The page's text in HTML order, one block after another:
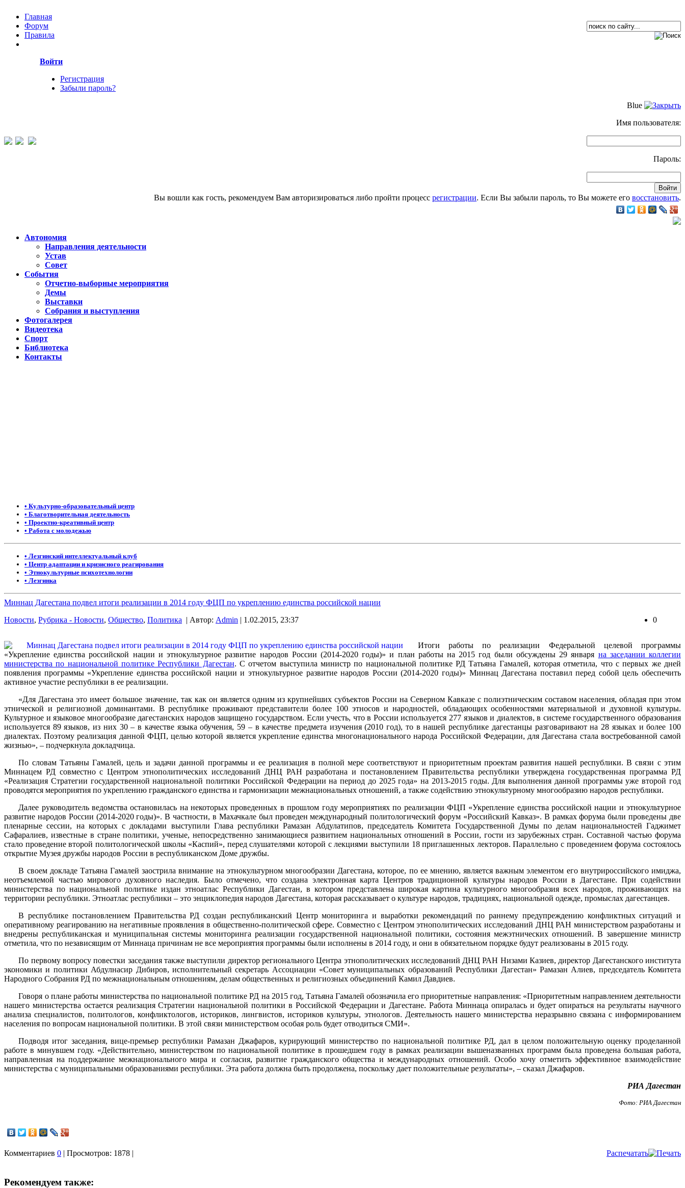
Главная
Форум
Правила
Войти
Регистрация
Забыли пароль?
Blue
Имя пользователя:
Пароль:
Вы вошли как гость, рекомендуем Вам авторизироваться либо пройти процесс регистрации. Если Вы забыли пароль, то Вы можете его восстановить.
Автономия
Направления деятельности
Устав
Совет
События
Отчетно-выборные мероприятия
Демы
Выставки
Собрания и выступления
Фотогалерея
Видеотека
Спорт
Библиотека
Контакты
• Культурно-образовательный центр
• Благотворительная деятельность
• Проектно-креативный центр
• Работа с молодежью
• Лезгинский интеллектуальный клуб
• Центр адаптации и кризисного реагирования
• Этнокультурные психотехнологии
• Лезгинка
Миннац Дагестана подвел итоги реализации в 2014 году ФЦП по укреплению единства российской нации
Новости, Рубрика - Новости, Общество, Политика | Автор: Admin | 1.02.2015, 23:37 0
Итоги работы по реализации Федеральной целевой программы
«Укрепление единства российской нации и этнокультурное развитие народов России (2014-2020 годы)» и план работы на 2015 год были обсуждены 29 января на заседании коллегии
министерства по национальной политике Республики Дагестан. С отчетом выступила министр по национальной политике РД Татьяна Гамалей, которая отметила, что с первых же дней
появления программы «Укрепление единства российской нации и этнокультурное развитие народов России (2014-2020 годы)» Миннац Дагестана поставил перед собой цель обеспечить
активное участие республики в ее реализации.
«Для Дагестана это имеет большое значение, так как он является одним из крупнейших субъектов России на Северном Кавказе с полиэтническим составом населения, обладая при этом
этнической и религиозной доминантами. В республике проживают представители более 100 этносов и народностей, обладающих особенностями материальной и духовной культуры.
Культурное и языковое многообразие дагестанских народов защищено государством. Если учесть, что в России используется 277 языков и диалектов, в системе государственного образования
используется 89 языков, из них 30 – в качестве языка обучения, 59 – в качестве предмета изучения (2010 год), то в нашей республике дагестанцы разговаривают на 28 языках и более 100
диалектах. Поэтому реализация данной ФЦП, целью которой является укрепление единства многонационального народа Российской Федерации, для Дагестана стала востребованной самой
жизнью», – подчеркнула докладчица.
По словам Татьяны Гамалей, цель и задачи данной программы и ее реализация в полной мере соответствуют и приоритетным проектам развития нашей республики. В связи с этим
Миннацем РД совместно с Центром этнополитических исследований ДНЦ РАН разработана и постановлением Правительства республики утверждена государственная программа РД
«Реализация Стратегии государственной национальной политики Российской Федерации на период до 2025 года» на 2013-2015 годы. Для выполнения данной программы уже второй год
проводятся мероприятия по укреплению гражданского единства и гармонизации межнациональных отношений, а также содействию этнокультурному многообразию народов республики.
Далее руководитель ведомства остановилась на некоторых проведенных в прошлом году мероприятиях по реализации ФЦП «Укрепление единства российской нации и этнокультурное
развитие народов России (2014-2020 годы)». В частности, в Махачкале был проведен международный политологический форум «Российский Кавказ». В рамках форума были проведены две
пленарные сессии, на которых с докладами выступили Глава республики Рамазан Абдулатипов, председатель Комитета Государственной Думы по делам национальностей Гаджимет
Сафаралиев, известные в стране политики, ученые, непосредственно занимающиеся развитием национальных отношений в России, гости из зарубежных стран. Составной частью форума
стало проведение второй политологической школы «Каспий», перед слушателями которой с лекциями выступили 18 приглашенных лекторов. Параллельно с проведением форума состоялось
открытие Музея дружбы народов России в республиканском Доме дружбы.
В своем докладе Татьяна Гамалей заострила внимание на этнокультурном многообразии Дагестана, которое, по ее мнению, является важным элементом его внутрироссийского имиджа,
неотъемлемой частью мирового духовного наследия. Было отмечено, что создана электронная карта Центров традиционной культуры народов России в Дагестане. При содействии
министерства по национальной политике издан этноатлас Республики Дагестан, в котором представлена широкая картина культурного многообразия всех народов, проживающих на
территории республики. Этноатлас республики – это энциклопедия народов Дагестана, которая рассказывает о культуре народов, традициях, национальной одежде, промыслах дагестанцев.
В республике постановлением Правительства РД создан республиканский Центр мониторинга и выработки рекомендаций по раннему предупреждению конфликтных ситуаций и
оперативному реагированию на негативные проявления в общественно-политической сфере. Совместно с Центром этнополитических исследований ДНЦ РАН министерством разработаны и
внедрены республиканская и муниципальная системы мониторинга реализации государственной национальной политики, состояния межэтнических отношений. В завершение министр
отметила, что по независящим от Миннаца причинам не все мероприятия программы были исполнены в 2014 году, и они в обязательном порядке будут реализованы в 2015 году.
По первому вопросу повестки заседания также выступили директор регионального Центра этнополитических исследований ДНЦ РАН Низами Казиев, директор Дагестанского института
экономики и политики Абдулнасир Дибиров, исполнительный секретарь Ассоциации «Совет муниципальных образований Республики Дагестан» Рамазан Алиев, председатель Комитета
Народного Собрания РД по межнациональным отношениям, делам общественных и религиозных объединений Камил Давдиев.
Говоря о плане работы министерства по национальной политике РД на 2015 год, Татьяна Гамалей обозначила его приоритетные направления: «Приоритетным направлением деятельности
нашего министерства остается реализация Стратегии национальной политики в Российской Федерации и Дагестане. Работа Миннаца опиралась и будет опираться на результаты научного
анализа специалистов, политологов, конфликтологов, историков, лингвистов, историков культуры, этнологов. Деятельность нашего министерства неразрывно связана с информированием
населения по вопросам национальной политики. В этой связи министерством особая роль будет отводиться СМИ».
Подводя итог заседания, вице-премьер республики Рамазан Джафаров, курирующий министерство по национальной политике РД, дал в целом положительную оценку проделанной
работе в минувшем году. «Действительно, министерством по национальной политике в прошедшем году в рамках реализации вышеназванных программ была проведена большая работа,
направленная на поддержание межнационального мира и согласия, развитие гражданского общества и международных отношений. Особо хочу отметить эффективное взаимодействие
министерства с муниципальными образованиями республики. Эта работа должна быть продолжена, поскольку дает положительные результаты», – сказал Джафаров.
РИА Дагестан
Фото: РИА Дагестан
Комментариев 0 | Просмотров: 1878 | Распечатать
Рекомендуем также: